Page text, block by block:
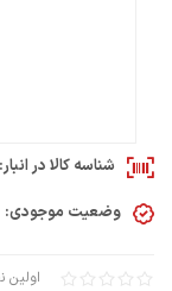
شناسه کالا در انبار:
وضعیت موجودی: